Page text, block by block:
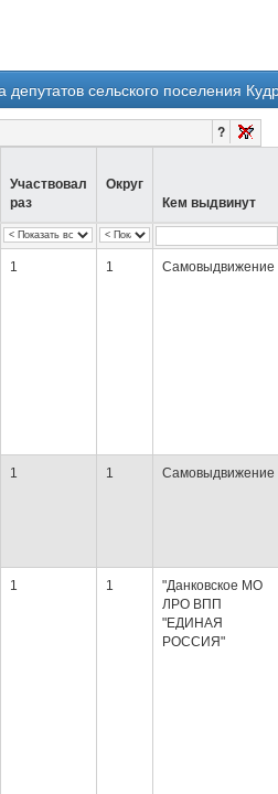
сельского поселения
?
Участвовал
раз
Округ
Кем выдвинут
1 1 Самовыдвижение
1 1 Самовыдвижение
1 1
"Данковское МО
ЛРО ВПП
"ЕДИНАЯ
РОССИЯ"